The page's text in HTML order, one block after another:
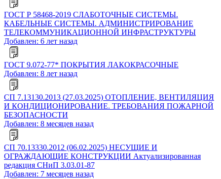
ГОСТ Р 58468-2019 СЛАБОТОЧНЫЕ СИСТЕМЫ.
КАБЕЛЬНЫЕ СИСТЕМЫ. АДМИНИСТРИРОВАНИЕ
ТЕЛЕКОММУНИКАЦИОННОЙ ИНФРАСТРУКТУРЫ
Добавлен: 6 лет назад
ГОСТ 9.072-77* ПОКРЫТИЯ ЛАКОКРАСОЧНЫЕ
Добавлен: 8 лет назад
СП 7.13130.2013 (27.03.2025) ОТОПЛЕНИЕ, ВЕНТИЛЯЦИЯ
И КОНДИЦИОНИРОВАНИЕ. ТРЕБОВАНИЯ ПОЖАРНОЙ
БЕЗОПАСНОСТИ
Добавлен: 8 месяцев назад
СП 70.13330.2012 (06.02.2025) НЕСУЩИЕ И
ОГРАЖДАЮЩИЕ КОНСТРУКЦИИ Актуализированная
редакция СНиП 3.03.01-87
Добавлен: 7 месяцев назад